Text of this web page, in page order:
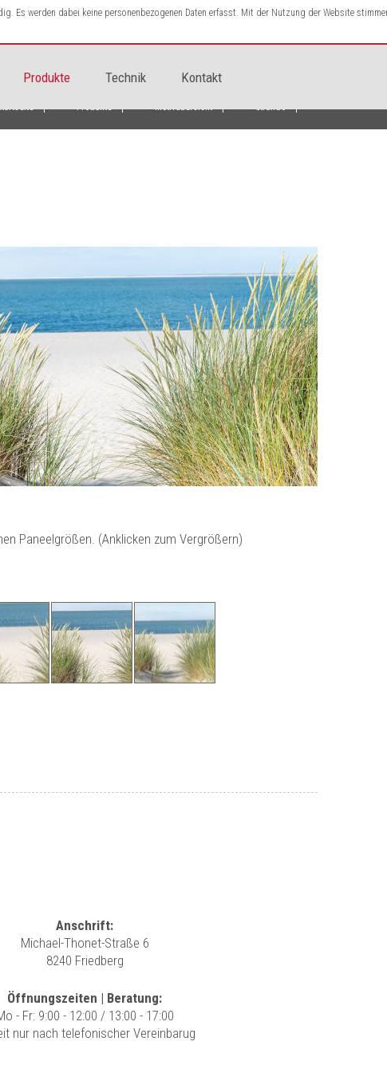
Es werden dabei keine personenbezogenen Daten erfasst. Mit der Nutzung der Website
Produkte Technik Kontakt
Produkte Motivübersicht Strand6
Paneelgrößen. (Anklicken zum Vergrößern)
Anschrift:
Michael-Thonet-Straße 6
8240 Friedberg
Öffnungszeiten | Beratung:
- Fr: 9:00 - 12:00 / 13:00 - 17:00
nur nach telefonischer Vereinbarug